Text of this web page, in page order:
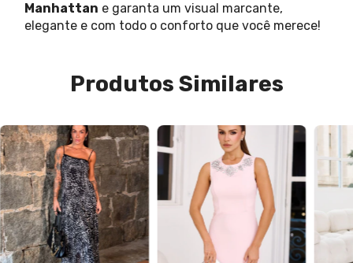
Manhattan e garanta um visual marcante,
elegante e com todo o conforto que você merece!
Produtos Similares